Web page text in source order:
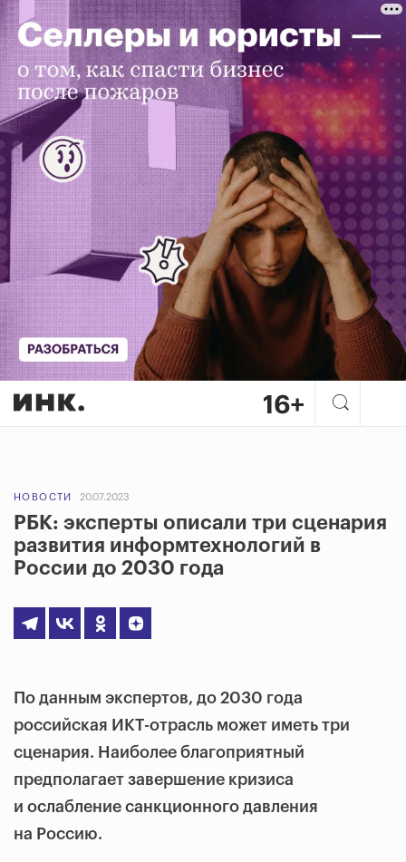
НОВОСТИ 20.07.2023
РБК: эксперты описали три сценария
развития информтехнологий в
России до 2030 года
По данным экспертов, до 2030 года
российская ИКТ-отрасль может иметь три
сценария. Наиболее благоприятный
предполагает завершение кризиса
и ослабление санкционного давления
на Россию.